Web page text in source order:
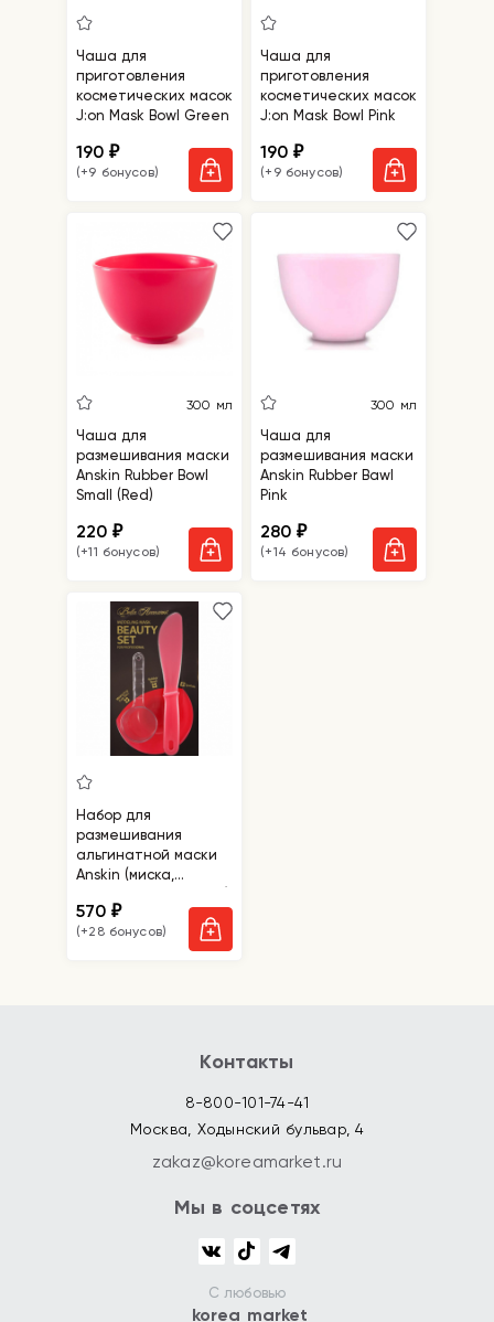
Чаша для
приготовления
косметических масок
J:on Mask Bowl Green
190₽
(+9 бонусов)
Чаша для
приготовления
косметических масок
J:on Mask Bowl Pink
190₽
(+9 бонусов)
300 мл
Чаша для
размешивания маски
Anskin Rubber Bowl
Small (Red)
220₽
(+11 бонусов)
300 мл
Чаша для
размешивания маски
Anskin Rubber Bawl
Pink
280₽
(+14 бонусов)
Набор для
размешивания
альгинатной маски
Anskin (миска,
570₽
(+28 бонусов)
Контакты
8-800-101-74-41
Москва, Ходынский бульвар, 4
zakaz@koreamarket.ru
Мы в соцсетях
С любовью
korea market